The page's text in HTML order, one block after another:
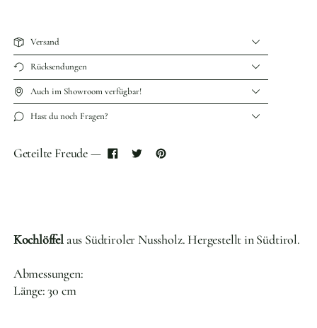
Versand
Rücksendungen
Auch im Showroom verfügbar!
Hast du noch Fragen?
Geteilte Freude —
Kochlöffelaus Südtiroler Nussholz. Hergestellt in Südtirol.
Abmessungen:
Länge: 30 cm